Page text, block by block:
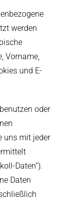
werden
Vorname,
und E-
oder
uns mit jeder
Daten“).
Daten